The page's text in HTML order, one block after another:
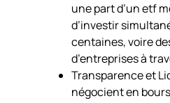
une part d’un etf
d’investir
centaines, voire
d’entreprises à
Transparence et
négocient en